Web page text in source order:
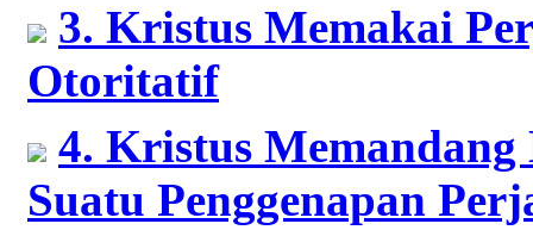
3. Kristus Memakai
Otoritatif
4. Kristus
Suatu Penggenapan